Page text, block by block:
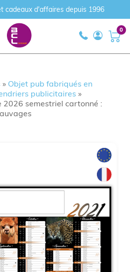
cadeaux d'affaires depuis 1996
0
» Objet pub fabriqués en
publicitaires »
semestriel cartonné :